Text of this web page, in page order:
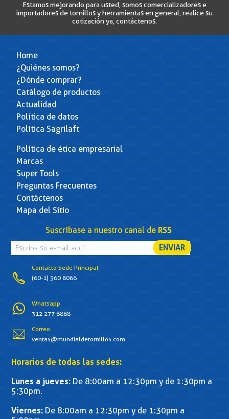
Estamos mejorando para usted, somos comercializadores e
importadores de tornillos y herramientas en general, realice su
cotización ya, contáctenos.
Home
¿Quiénes somos?
¿Dónde comprar?
Catálogo de productos
Actualidad
Política de datos
Política Sagrilaft
Política de ética empresarial
Marcas
Super Tools
Preguntas Frecuentes
Contáctenos
Mapa del Sitio
Suscríbase a nuestro canal de RSS
Contacto Sede Principal
(60-1) 360 8066
Whatsapp
312 277 8888
Correo
ventas@mundialdetornillos.com
Horarios de todas las sedes:
Lunes a jueves: De 8:00am a 12:30pm y de 1:30pm a
5:30pm.
Viernes: De 8:00am a 12:30pm y de 1:30pm a